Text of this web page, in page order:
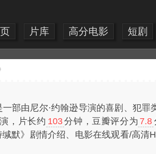
片库 高分电影 短剧
一部由尼尔·约翰逊导演的喜剧、犯
，片长约 103分钟，豆瓣评分为 7.8
缄默》剧情介绍、电影在线观看/高